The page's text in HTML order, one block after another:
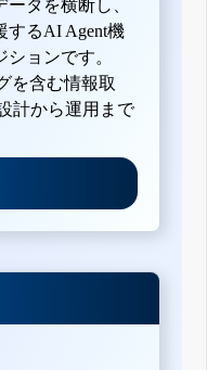
タを横断し、
するAI Agent機
ョンです。
を含む情報取
計から運用まで